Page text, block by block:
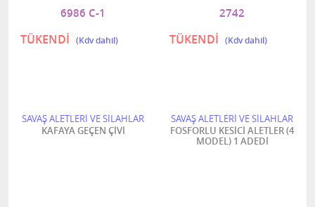
6986 C-1
TÜKENDİ
2742
TÜKENDİ
SAVAŞ ALETLERİ VE SİLAHLAR
KAFAYA GEÇEN ÇİVİ
SAVAŞ ALETLERİ VE SİLAHLAR
FOSFORLU KESİCİ ALETLER (4
MODEL) 1 ADEDİ